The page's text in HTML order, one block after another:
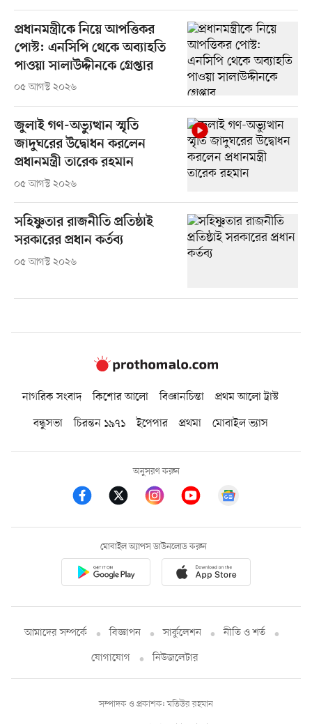
প্রধানমন্ত্রীকে নিয়ে আপত্তিকর
পোস্ট: এনসিপি থেকে অব্যাহতি
পাওয়া সালাউদ্দীনকে গ্রেপ্তার
০৫ আগস্ট ২০২৬
জুলাই গণ-অভ্যুত্থান স্মৃতি
জাদুঘরের উদ্বোধন করলেন
প্রধানমন্ত্রী তারেক রহমান
০৫ আগস্ট ২০২৬
সহিষ্ণুতার রাজনীতি প্রতিষ্ঠাই
সরকারের প্রধান কর্তব্য
০৫ আগস্ট ২০২৬
নাগরিক সংবাদ কিশোর আলো বিজ্ঞানচিন্তা
প্রথম আলো ট্রাস্ট
বন্ধুসভা
চিরন্তন ১৯৭১ ইপেপার প্রথমা মোবাইল ভ্যাস
অনুসরণ করুন
মোবাইল অ্যাপস ডাউনলোড করুন
আমাদের সম্পর্কে বিজ্ঞাপন সার্কুলেশন
নীতি ও শর্ত
যোগাযোগ
নিউজলেটার
সম্পাদক ও প্রকাশক: মতিউর রহমান